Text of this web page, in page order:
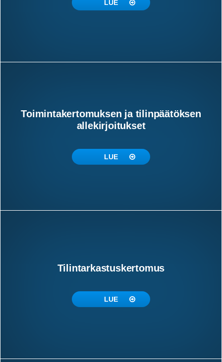
LUE
Toimintakertomuksen ja tilinpäätöksen
allekirjoitukset
LUE
Tilintarkastuskertomus
LUE